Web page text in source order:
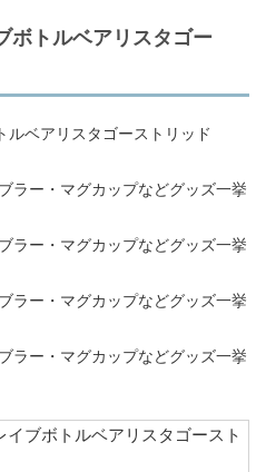
ボトルベアリスタゴー
ブボトルベアリスタゴースト